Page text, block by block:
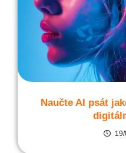
Naučte AI psát